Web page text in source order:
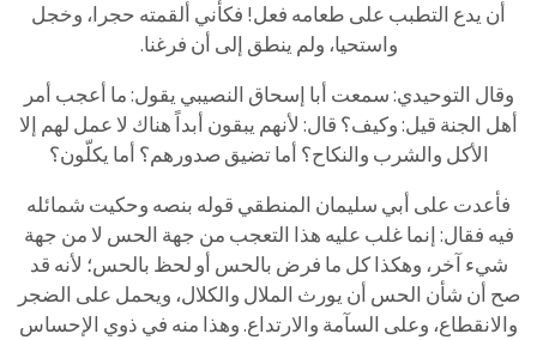
أن يدع التطبب على طعامه فعل! فكأني ألقمته حجرا، وخجل
واستحيا، ولم ينطق إلى أن فرغنا.
وقال التوحيدي: سمعت أبا إسحاق النصيبي يقول: ما أعجب أمر
أهل الجنة قيل: وكيف؟ قال: لأنهم يبقون أبداً هناك لا عمل لهم إلا
الأكل والشرب والنكاح؟ أما تضيق صدورهم؟ أما يكلّون؟
فأعدت على أبي سليمان المنطقي قوله بنصه وحكيت شمائله
فيه فقال: إنما غلب عليه هذا التعجب من جهة الحس لا من جهة
شيء آخر، وهكذا كل ما فرض بالحس أو لحظ بالحس؛ لأنه قد
صح أن شأن الحس أن يورث الملال والكلال، ويحمل على الضجر
والانقطاع، وعلى السآمة والارتداع. وهذا منه في ذوي الإحساس